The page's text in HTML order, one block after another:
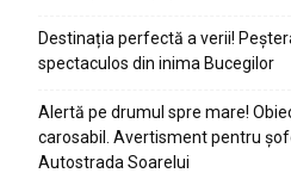
Destinația perfectă a verii!
spectaculos din inima Bucegilor
Alertă pe drumul spre mare!
carosabil. Avertisment pentru
Autostrada Soarelui